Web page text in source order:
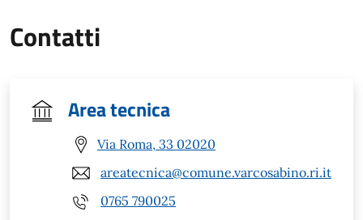
Contatti
Area tecnica
Via Roma, 33 02020
areatecnica@comune.varcosabino.ri.it
0765 790025